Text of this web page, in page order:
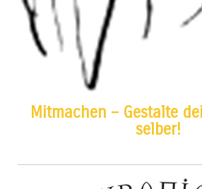
Mitmachen – Gestalte
selber!